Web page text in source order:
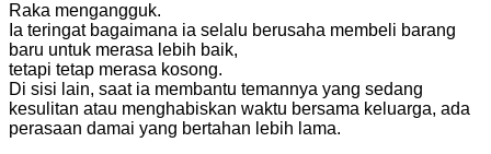
Raka mengangguk.
Ia teringat bagaimana ia selalu berusaha membeli barang
baru untuk merasa lebih baik,
tetapi tetap merasa kosong.
Di sisi lain, saat ia membantu temannya yang sedang
kesulitan atau menghabiskan waktu bersama keluarga, ada
perasaan damai yang bertahan lebih lama.